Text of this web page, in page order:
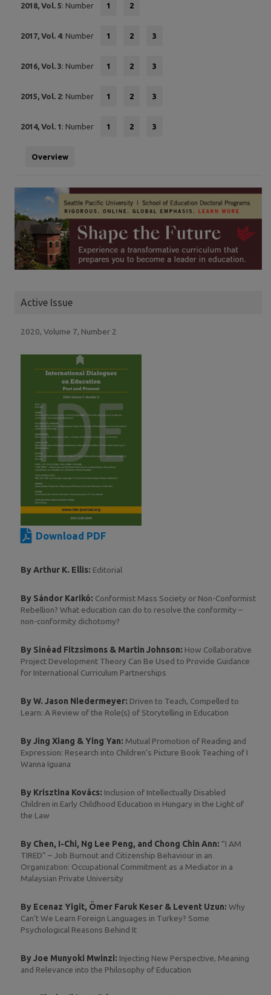
2018, Vol. 5: Number 1 2
2017, Vol. 4: Number 1 2 3
2016, Vol. 3: Number 1 2 3
2015, Vol. 2: Number 1 2 3
2014, Vol. 1 : Number 1 2 3
Overview
Active Issue
2020, Volume 7, Number 2
Download PDF
By Arthur K. Ellis: Editorial
By Sándor Karikó: Conformist Mass Society or Non-Conformist
Rebellion? What education can do to resolve the conformity –
non-conformity dichotomy?
By Sinéad Fitzsimons & Martin Johnson: How Collaborative
Project Development Theory Can Be Used to Provide Guidance
for International Curriculum Partnerships
By W. Jason Niedermeyer: Driven to Teach, Compelled to
Learn: A Review of the Role(s) of Storytelling in Education
By Jing Xiang & Ying Yan: Mutual Promotion of Reading and
Expression: Research into Children’s Picture Book Teaching of I
Wanna Iguana
By Krisztina Kovács: Inclusion of Intellectually Disabled
Children in Early Childhood Education in Hungary in the Light of
the Law
By Chen, I-Chi, Ng Lee Peng, and Chong Chin Ann: “I AM
TIRED” – Job Burnout and Citizenship Behaviour in an
Organization: Occupational Commitment as a Mediator in a
Malaysian Private University
By Ecenaz Yigit, Ömer Faruk Keser & Levent Uzun: Why
Can’t We Learn Foreign Languages in Turkey? Some
Psychological Reasons Behind It
By Joe Munyoki Mwinzi: Injecting New Perspective, Meaning
and Relevance into the Philosophy of Education